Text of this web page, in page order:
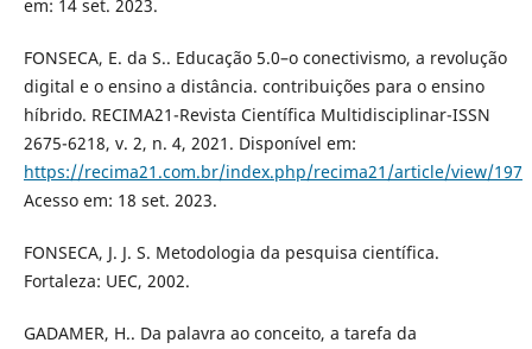
em: 14 set. 2023.
FONSECA, E. da S.. Educação 5.0–o conectivismo, a revolução
digital e o ensino a distância. contribuições para o ensino
híbrido. RECIMA21-Revista Científica Multidisciplinar-ISSN
2675-6218, v. 2, n. 4, 2021. Disponível em:
https://recima21.com.br/index.php/recima21/article/view/197
Acesso em: 18 set. 2023.
FONSECA, J. J. S. Metodologia da pesquisa científica.
Fortaleza: UEC, 2002.
GADAMER, H.. Da palavra ao conceito, a tarefa da